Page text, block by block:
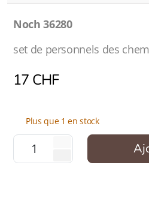
Noch 36280
set de personnels des
17 CHF
Plus que 1 en stock